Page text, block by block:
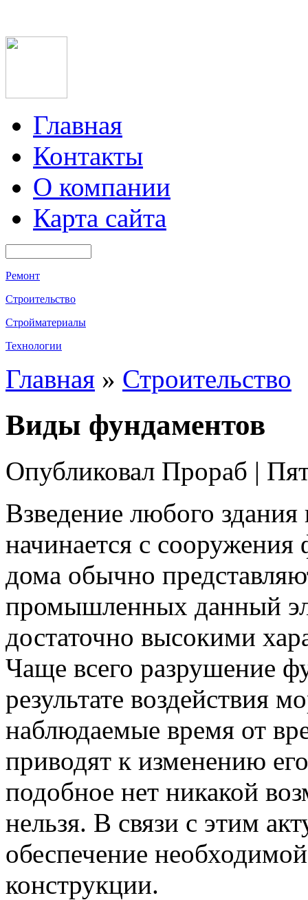
Главная
Контакты
О компании
Карта сайта
Ремонт
Строительство
Стройматериалы
Технологии
Главная » Строительство
Виды фундаментов
Опубликовал Прораб |
Взведение любого здания
начинается с
дома обычно
промышленных данный
достаточно высокими
Чаще всего разрушение
результате воздействия
наблюдаемые время от
приводят к изменению
подобное нет никакой
нельзя. В связи с этим
обеспечение
конструкции.